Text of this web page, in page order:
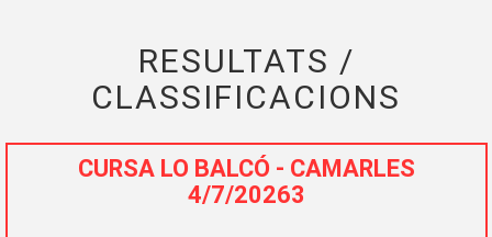
RESULTATS /
CLASSIFICACIONS
CURSA LO BALCÓ - CAMARLES
4/7/20263